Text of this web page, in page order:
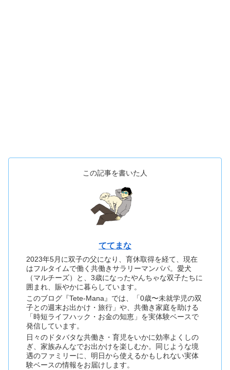
この記事を書いた人
ててまな
2023年5月に双子の父になり、育休取得を経て、現在
はフルタイムで働く共働きサラリーマンパパ。愛犬
（マルチーズ）と、3歳になったやんちゃな双子たちに
囲まれ、賑やかに暮らしています。
このブログ『Tete-Mana』では、「0歳〜未就学児の双
子との週末お出かけ・旅行」や、共働き家庭を助ける
「時短ライフハック・お金の知恵」を実体験ベースで
発信しています。
日々のドタバタな共働き・育児をいかに効率よくしの
ぎ、家族みんなでお出かけを楽しむか。同じような境
遇のファミリーに、明日から使えるかもしれない実体
験ベースの情報をお届けします。